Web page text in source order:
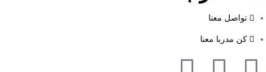
تواصل معنا
كن مدربا معنا